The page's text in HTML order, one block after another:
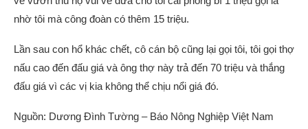
nhờ tôi mà công đoàn có thêm 15 triệu.
Lần sau con hổ khác chết, cô cán bộ cũng lại gọi tôi, tôi gọi thợ
nấu cao đến đấu giá và ông thợ này trả đến 70 triệu và thắng
đấu giá vì các vị kia không thể chịu nổi giá đó.
Nguồn: Dương Đình Tường – Báo Nông Nghiệp Việt Nam